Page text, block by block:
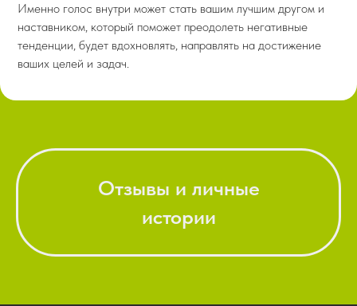
Именно голос внутри может стать вашим лучшим другом и
наставником, который поможет преодолеть негативные
тенденции, будет вдохновлять, направлять на достижение
ваших целей и задач.
Отзывы и личные
истории